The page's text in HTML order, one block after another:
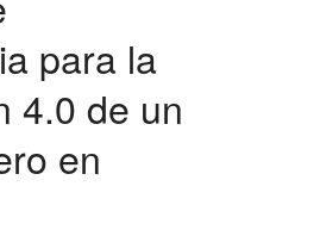
para la
4.0 de un
en